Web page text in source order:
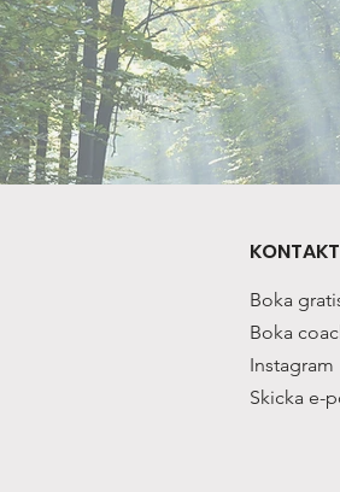
KONTAKT
Boka
Boka
Instagram
Skicka e-